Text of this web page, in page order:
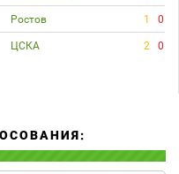
Ростов 1 0
ЦСКА 2 0